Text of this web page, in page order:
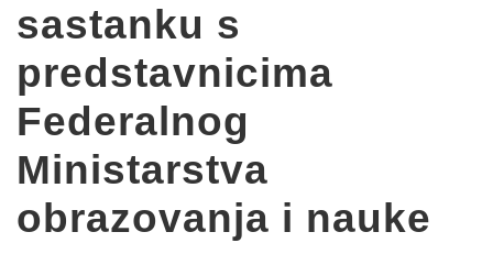
sastanku s
predstavnicima
Federalnog
Ministarstva
obrazovanja i nauke